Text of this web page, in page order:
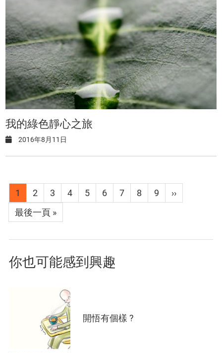
我的綠色靜心之旅
2016年8月11日
目
前
頁
1 Page
2 Page
3 Page
4 Page
5 Page
6 Page
7 Page
8 Page
9
下
一
››
Last
page
最後一頁 »
你也可能感到興趣
開悟有個樣 ?